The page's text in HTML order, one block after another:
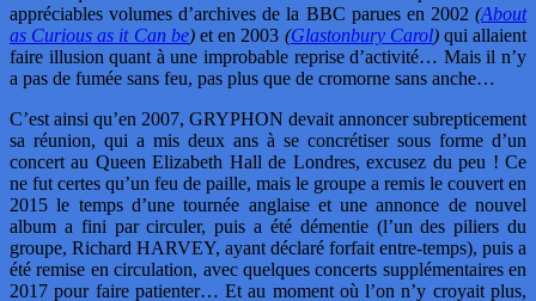
appréciables volumes d’archives de la BBC parues en 2002 (About
as Curious as it Can be)et en 2003 (Glastonbury Carol)qui allaient
faire illusion quant à une improbable reprise d’activité… Mais il n’y
a pas de fumée sans feu, pas plus que de cromorne sans anche…
C’est ainsi qu’en 2007, GRYPHON devait annoncer subrepticement
sa réunion, qui a mis deux ans à se concrétiser sous forme d’un
concert au Queen Elizabeth Hall de Londres, excusez du peu ! Ce
ne fut certes qu’un feu de paille, mais le groupe a remis le couvert en
2015 le temps d’une tournée anglaise et une annonce de nouvel
album a fini par circuler, puis a été démentie (l’un des piliers du
groupe, Richard HARVEY, ayant déclaré forfait entre-temps), puis a
été remise en circulation, avec quelques concerts supplémentaires en
2017 pour faire patienter… Et au moment où l’on n’y croyait plus,